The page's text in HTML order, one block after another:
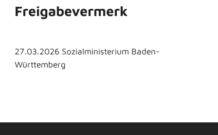
Freigabevermerk
27.03.2026 Sozialministerium Baden-
Württemberg